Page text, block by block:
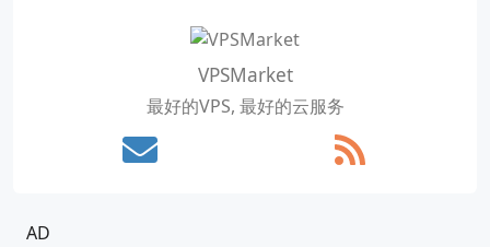
VPSMarket
最好的VPS, 最好的云服务
AD